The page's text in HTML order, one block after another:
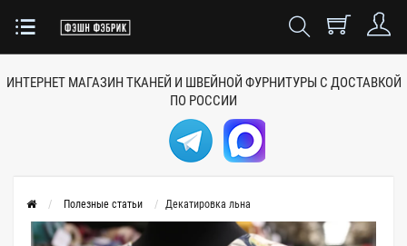
ИНТЕРНЕТ МАГАЗИН ТКАНЕЙ И ШВЕЙНОЙ ФУРНИТУРЫ С ДОСТАВКОЙ
ПО РОССИИ
Полезные статьи Декатировка льна